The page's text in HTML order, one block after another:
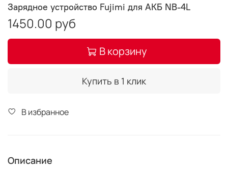
Зарядное устройство Fujimi для АКБ NB-4L
1450.00 руб
В корзину
Купить в 1 клик
В избранное
Описание